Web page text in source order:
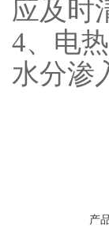
应及时
4、电
水分渗
产